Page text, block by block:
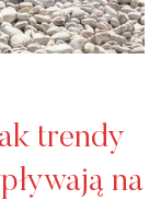
trendy
na